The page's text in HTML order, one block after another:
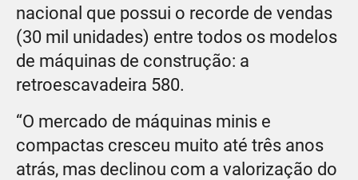
nacional que possui o recorde de vendas
(30 mil unidades) entre todos os modelos
de máquinas de construção: a
retroescavadeira 580.
“O mercado de máquinas minis e
compactas cresceu muito até três anos
atrás, mas declinou com a valorização do